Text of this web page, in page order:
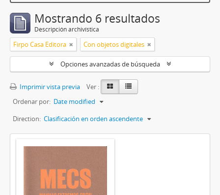
Mostrando 6 resultados
Descripción archivística
Firpo Casa Editora Con objetos digitales
Opciones avanzadas de búsqueda
Imprimir vista previa
Ver :
Ordenar por: Date modified
Direction: Clasificación en orden ascendente